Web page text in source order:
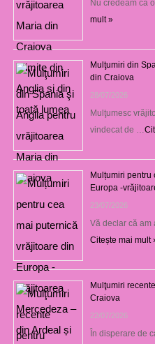
Nu credeam că
mult »
Mulţumiri din
din Craiova
28/07/2026
Mulţumesc
vindecat de …
Mulțumiri pentru
Europa -
23/07/2026
Vă declar că am
Citește mai mult
Mulţumiri
Craiova
22/07/2026
În disperare de